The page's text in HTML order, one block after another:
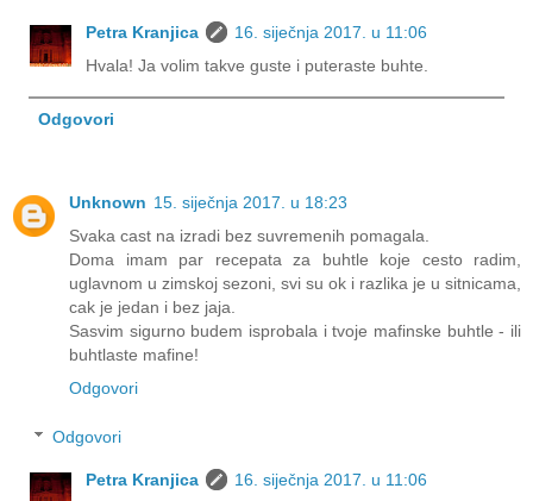
Petra Kranjica
16. siječnja 2017. u 11:06
Hvala! Ja volim takve guste i puteraste buhte.
Odgovori
Unknown 15. siječnja 2017. u 18:23
Svaka cast na izradi bez suvremenih pomagala.
Doma imam par recepata za buhtle koje cesto radim,
uglavnom u zimskoj sezoni, svi su ok i razlika je u sitnicama,
cak je jedan i bez jaja.
Sasvim sigurno budem isprobala i tvoje mafinske buhtle - ili
buhtlaste mafine!
Odgovori
Odgovori
Petra Kranjica
16. siječnja 2017. u 11:06